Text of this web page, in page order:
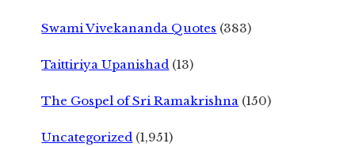
Swami Vivekananda Quotes (383)
Taittiriya Upanishad (13)
The Gospel of Sri Ramakrishna (150)
Uncategorized (1,951)